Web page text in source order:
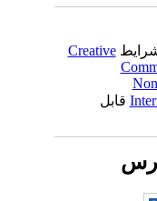
Creative
قابل